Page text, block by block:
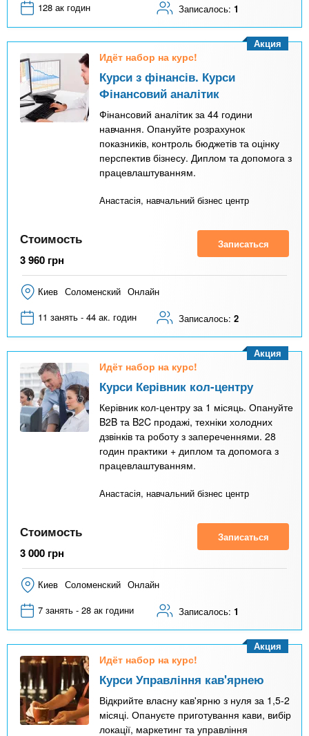
128 ак годин
Записалось: 1
Идёт набор на курс!
Курси з фінансів. Курси
Фінансовий аналітик
Фінансовий аналітик за 44 години
навчання. Опануйте розрахунок
показників, контроль бюджетів та оцінку
перспектив бізнесу. Диплом та допомога з
працевлаштуванням.
Анастасія, навчальний бізнес центр
Акция
Стоимость
3 960 грн
Записаться
Киев Соломенский Онлайн
11 занять - 44 ак. годин
Записалось: 2
Идёт набор на курс!
Курси Керівник кол-центру
Керівник кол-центру за 1 місяць. Опануйте
B2B та B2C продажі, техніки холодних
дзвінків та роботу з запереченнями. 28
годин практики + диплом та допомога з
працевлаштуванням.
Анастасія, навчальний бізнес центр
Акция
Стоимость
3 000 грн
Записаться
Киев Соломенский Онлайн
7 занять - 28 ак години
Записалось: 1
Идёт набор на курс!
Курси Управління кав'ярнею
Відкрийте власну кав'ярню з нуля за 1,5-2
місяці. Опануєте приготування кави, вибір
локації, маркетинг та управління
Акция